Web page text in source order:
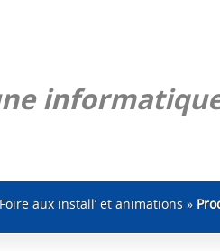
Foire aux install’ et animations »